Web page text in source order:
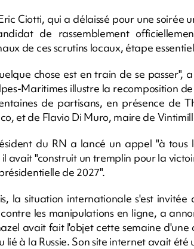
Ciotti, qui a délaissé pour une soirée
de rassemblement
de ces scrutins locaux, étape
chose est en train de se
Maritimes illustre la recomposition
de partisans, en présence de
et de Flavio Di Muro, maire de
du RN a lancé un appel "à tous
avait "construit un tremplin pour la
de 2027".
la situation internationale s'est
les manipulations en ligne, a
avait fait l'objet cette semaine
lié à la Russie. Son site internet avait